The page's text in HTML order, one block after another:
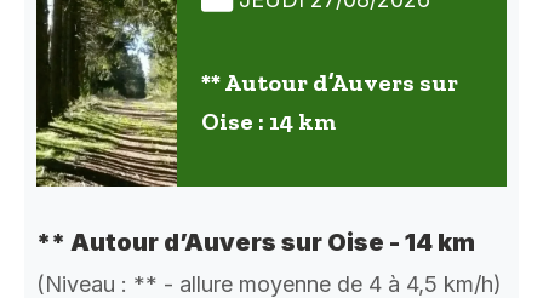
** Autour d’Auvers sur
Oise : 14 km
** Autour d’Auvers sur Oise - 14 km
(Niveau : ** - allure moyenne de 4 à 4,5 km/h)